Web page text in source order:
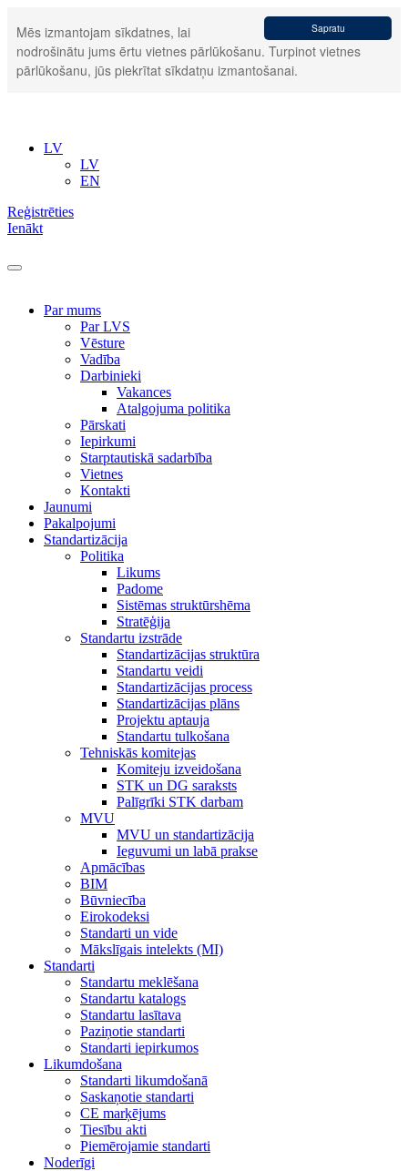
Sapratu
Mēs izmantojam sīkdatnes, lai
nodrošinātu jums ērtu vietnes pārlūkošanu. Turpinot vietnes
pārlūkošanu, jūs piekrītat sīkdatņu izmantošanai.
LV
LV
EN
Reģistrēties
Ienākt
Par mums
Par LVS
Vēsture
Vadība
Darbinieki
Vakances
Atalgojuma politika
Pārskati
Iepirkumi
Starptautiskā sadarbība
Vietnes
Kontakti
Jaunumi
Pakalpojumi
Standartizācija
Politika
Likums
Padome
Sistēmas struktūrshēma
Stratēģija
Standartu izstrāde
Standartizācijas struktūra
Standartu veidi
Standartizācijas process
Standartizācijas plāns
Projektu aptauja
Standartu tulkošana
Tehniskās komitejas
Komiteju izveidošana
STK un DG saraksts
Palīgrīki STK darbam
MVU
MVU un standartizācija
Ieguvumi un labā prakse
Apmācības
BIM
Būvniecība
Eirokodeksi
Standarti un vide
Mākslīgais intelekts (MI)
Standarti
Standartu meklēšana
Standartu katalogs
Standartu lasītava
Paziņotie standarti
Standarti iepirkumos
Likumdošana
Standarti likumdošanā
Saskaņotie standarti
CE marķējums
Tiesību akti
Piemērojamie standarti
Noderīgi